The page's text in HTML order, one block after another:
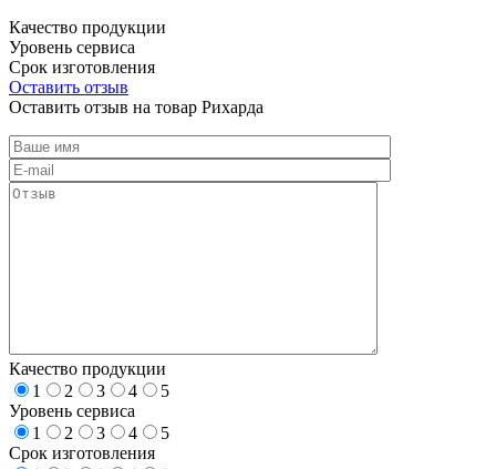
Качество продукции
Уровень сервиса
Срок изготовления
Оставить отзыв
Оставить отзыв на товар Рихарда
Качество продукции
1
2 3 4
5
Уровень сервиса
1
2 3 4
5
Срок изготовления